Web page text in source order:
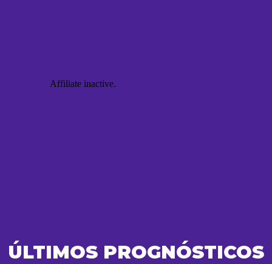
ÚLTIMOS PROGNÓSTICOS